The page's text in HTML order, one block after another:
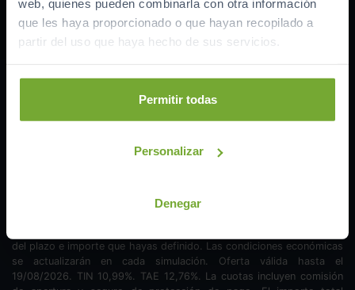
web, quienes pueden combinarla con otra información
que les haya proporcionado o que hayan recopilado a
partir del uso que haya hecho de sus servicios.
Permitir todas
Personalizar
Denegar
Quiero esta cuota
621€/mes
Financiación lineal ofrecida por Sabadell, BBVA, CaixaBank,
del plazo e importe que hayas definido. Las condiciones económicas
se actualizarán en cada simulación. Oferta válida hasta el
19/08/2026. TIN 10,99%. TAE 12,76%. La cuotas incluyen comisión